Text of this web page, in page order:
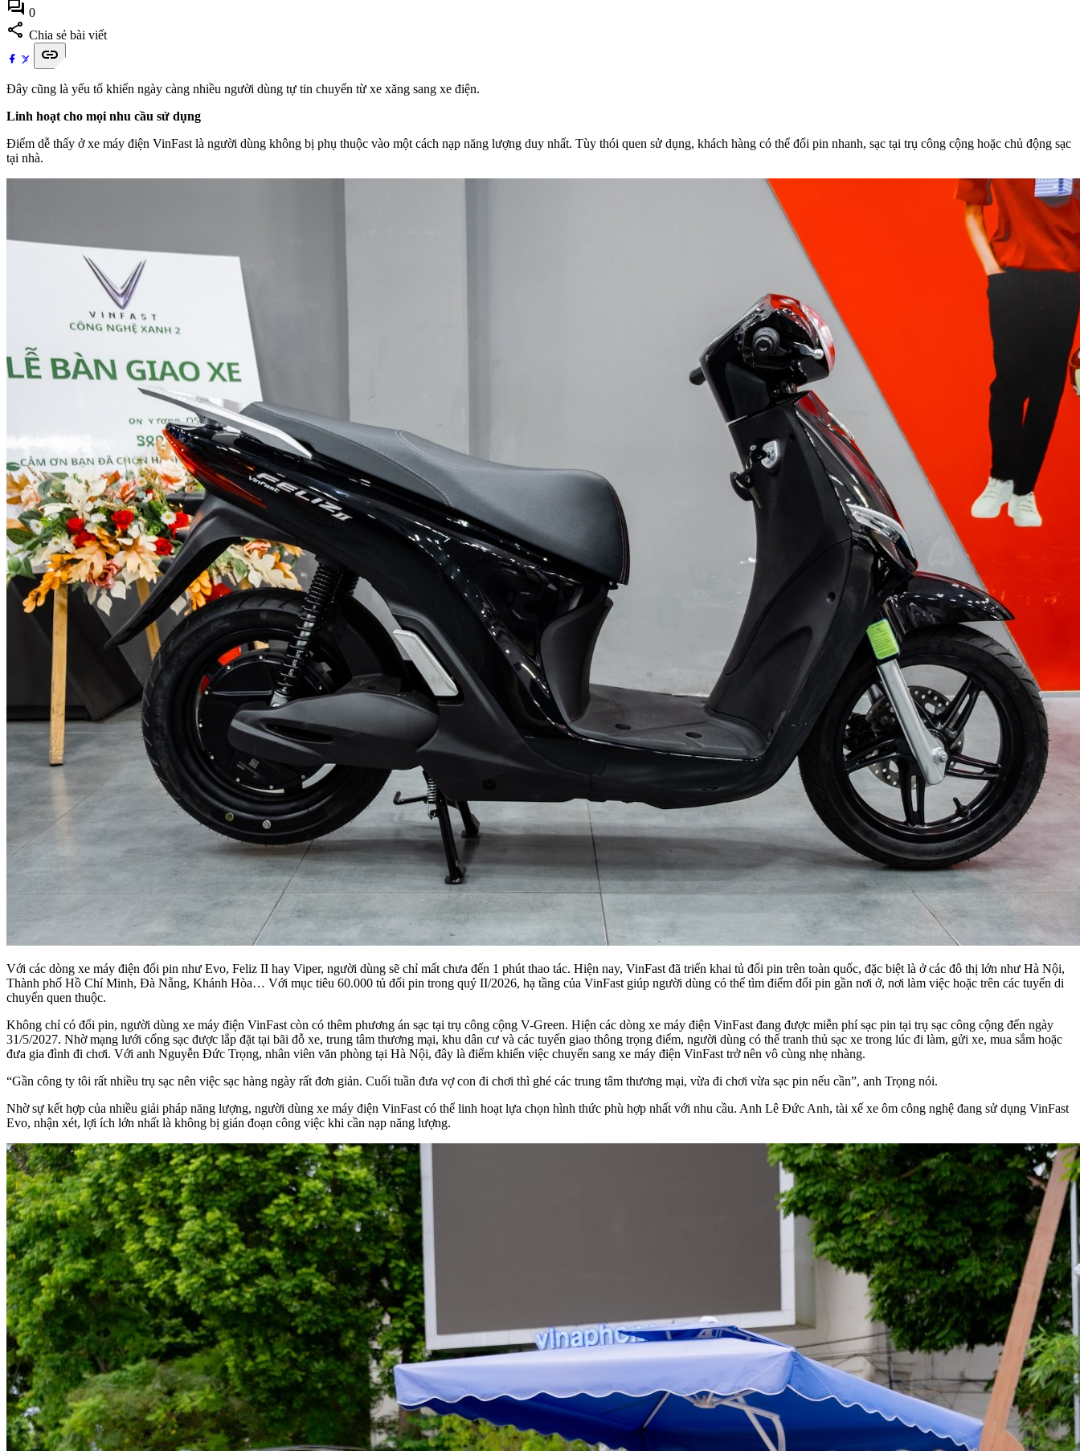
forum 0
share Chia sẻ bài viết
link
Đây cũng là yếu tố khiến ngày càng nhiều người dùng tự tin chuyển từ xe xăng sang xe điện.
Linh hoạt cho mọi nhu cầu sử dụng
Điểm dễ thấy ở xe máy điện VinFast là người dùng không bị phụ thuộc vào một cách nạp năng lượng duy nhất. Tùy thói quen sử dụng, khách hàng có thể đổi pin nhanh, sạc tại trụ công cộng hoặc chủ động sạc
tại nhà.
Với các dòng xe máy điện đổi pin như Evo, Feliz II hay Viper, người dùng sẽ chỉ mất chưa đến 1 phút thao tác. Hiện nay, VinFast đã triển khai tủ đổi pin trên toàn quốc, đặc biệt là ở các đô thị lớn như Hà Nội,
Thành phố Hồ Chí Minh, Đà Nẵng, Khánh Hòa… Với mục tiêu 60.000 tủ đổi pin trong quý II/2026, hạ tầng của VinFast giúp người dùng có thể tìm điểm đổi pin gần nơi ở, nơi làm việc hoặc trên các tuyến di
chuyển quen thuộc.
Không chỉ có đổi pin, người dùng xe máy điện VinFast còn có thêm phương án sạc tại trụ công cộng V-Green. Hiện các dòng xe máy điện VinFast đang được miễn phí sạc pin tại trụ sạc công cộng đến ngày
31/5/2027. Nhờ mạng lưới cổng sạc được lắp đặt tại bãi đỗ xe, trung tâm thương mại, khu dân cư và các tuyến giao thông trọng điểm, người dùng có thể tranh thủ sạc xe trong lúc đi làm, gửi xe, mua sắm hoặc
đưa gia đình đi chơi. Với anh Nguyễn Đức Trọng, nhân viên văn phòng tại Hà Nội, đây là điểm khiến việc chuyển sang xe máy điện VinFast trở nên vô cùng nhẹ nhàng.
“Gần công ty tôi rất nhiều trụ sạc nên việc sạc hàng ngày rất đơn giản. Cuối tuần đưa vợ con đi chơi thì ghé các trung tâm thương mại, vừa đi chơi vừa sạc pin nếu cần”, anh Trọng nói.
Nhờ sự kết hợp của nhiều giải pháp năng lượng, người dùng xe máy điện VinFast có thể linh hoạt lựa chọn hình thức phù hợp nhất với nhu cầu. Anh Lê Đức Anh, tài xế xe ôm công nghệ đang sử dụng VinFast
Evo, nhận xét, lợi ích lớn nhất là không bị gián đoạn công việc khi cần nạp năng lượng.